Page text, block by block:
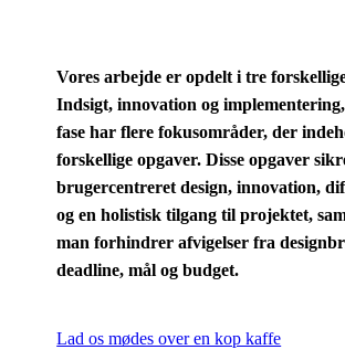
Vores arbejde er opdelt i tre
Indsigt, innovation og
fase har flere fokusområder, der
forskellige opgaver. Disse opgaver
brugercentreret design, innovation,
og en holistisk tilgang til projektet,
man forhindrer afvigelser fra
deadline, mål og budget.
Lad os mødes over en kop kaffe